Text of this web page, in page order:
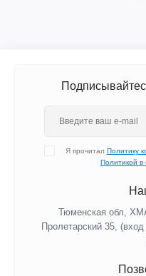
Я прочитал Политику
Политикой
Тюменская обл,
Пролетарский 35,